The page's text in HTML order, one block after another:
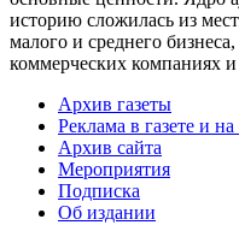
историю сложилась из
малого и среднего
коммерческих компаниях и
Архив газеты
Реклама в газете и на
Архив сайта
Мероприятия
Подписка
Об издании